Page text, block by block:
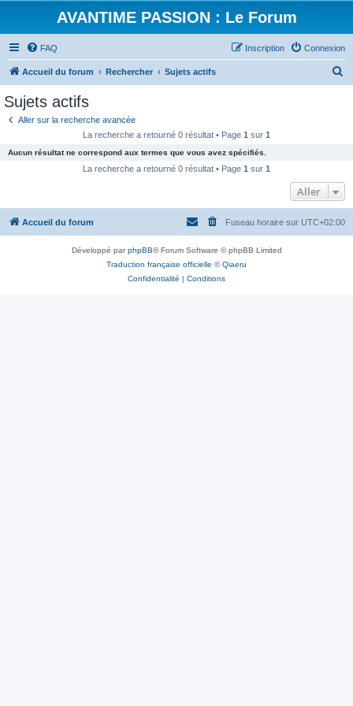
AVANTIME PASSION : Le Forum
FAQ Connexion
Inscription
Accueil du forum Rechercher Sujets actifs
c
e
Sujets actifs
Aller sur la recherche avancée
La recherche a retourné 0 résultat • Page 1 sur 1
Aucun résultat ne correspond aux termes que vous avez spécifiés.
La recherche a retourné 0 résultat • Page 1 sur 1
Aller
Accueil du forum Fuseau horaire sur UTC+02:00
Développé parphpBB® Forum Software © phpBB Limited
Traduction française officielle ©Qiaeru
Confidentialité | Conditions